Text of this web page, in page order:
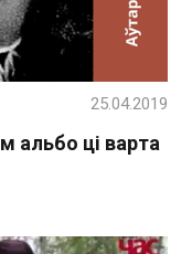
альбо ці варта
25.04.2019